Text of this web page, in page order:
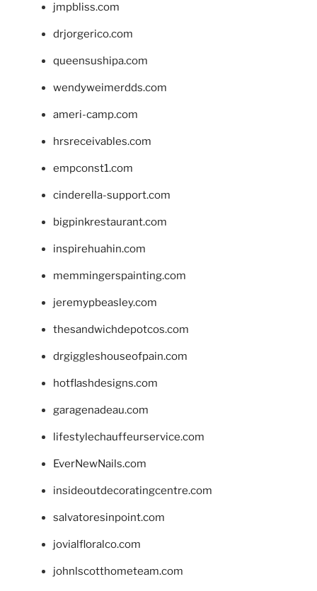
jmpbliss.com
drjorgerico.com
queensushipa.com
wendyweimerdds.com
ameri-camp.com
hrsreceivables.com
empconst1.com
cinderella-support.com
bigpinkrestaurant.com
inspirehuahin.com
memmingerspainting.com
jeremypbeasley.com
thesandwichdepotcos.com
drgiggleshouseofpain.com
hotflashdesigns.com
garagenadeau.com
lifestylechauffeurservice.com
EverNewNails.com
insideoutdecoratingcentre.com
salvatoresinpoint.com
jovialfloralco.com
johnlscotthometeam.com